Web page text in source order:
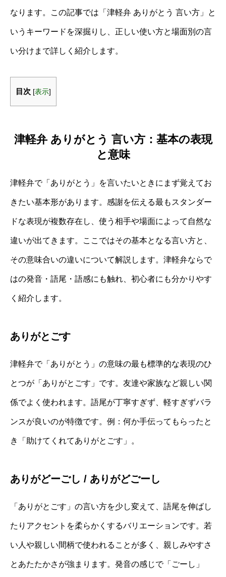
なります。この記事では「津軽弁 ありがとう 言い方」と
いうキーワードを深掘りし、正しい使い方と場面別の言
い分けまで詳しく紹介します。
目次 [表示]
津軽弁 ありがとう 言い方：基本の表現
と意味
津軽弁で「ありがとう」を言いたいときにまず覚えてお
きたい基本形があります。感謝を伝える最もスタンダー
ドな表現が複数存在し、使う相手や場面によって自然な
違いが出てきます。ここではその基本となる言い方と、
その意味合いの違いについて解説します。津軽弁ならで
はの発音・語尾・語感にも触れ、初心者にも分かりやす
く紹介します。
ありがとごす
津軽弁で「ありがとう」の意味の最も標準的な表現のひ
とつが「ありがとごす」です。友達や家族など親しい関
係でよく使われます。語尾が丁寧すぎず、軽すぎずバラ
ンスが良いのが特徴です。例：何か手伝ってもらったと
き「助けてくれてありがとごす」。
ありがどーごし / ありがどごーし
「ありがとごす」の言い方を少し変えて、語尾を伸ばし
たりアクセントを柔らかくするバリエーションです。若
い人や親しい間柄で使われることが多く、親しみやすさ
とあたたかさが強まります。発音の感じで「ごーし」